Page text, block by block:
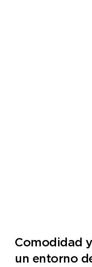
Comodidad
un entorno